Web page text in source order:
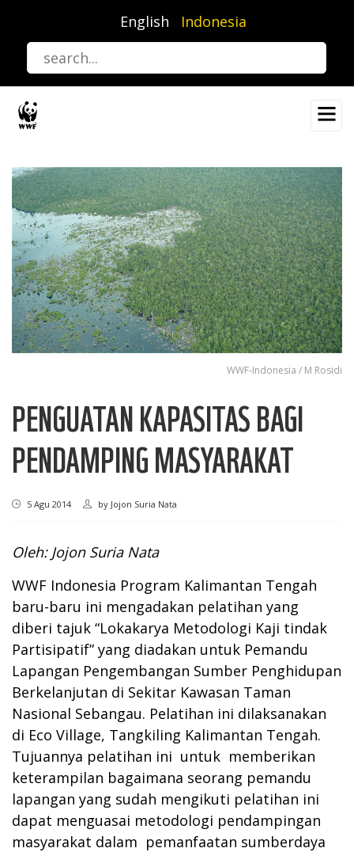
utama
English Indonesia
WWF-Indonesia / M Rosidi
PENGUATAN KAPASITAS BAGI
PENDAMPING MASYARAKAT
5 Agu 2014 by Jojon Suria Nata
Oleh: Jojon Suria Nata
WWF Indonesia Program Kalimantan Tengah
baru-baru ini mengadakan pelatihan yang
diberi tajuk “Lokakarya Metodologi Kaji tindak
Partisipatif” yang diadakan untuk Pemandu
Lapangan Pengembangan Sumber Penghidupan
Berkelanjutan di Sekitar Kawasan Taman
Nasional Sebangau. Pelatihan ini dilaksanakan
di Eco Village, Tangkiling Kalimantan Tengah.
Tujuannya pelatihan ini untuk memberikan
keterampilan bagaimana seorang pemandu
lapangan yang sudah mengikuti pelatihan ini
dapat menguasai metodologi pendampingan
masyarakat dalam pemanfaatan sumberdaya